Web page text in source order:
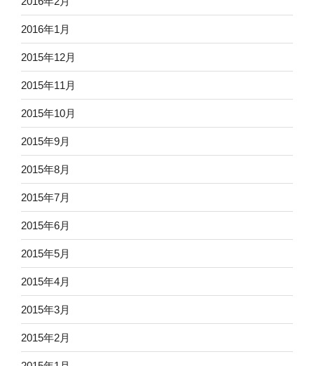
2016年1月
2015年12月
2015年11月
2015年10月
2015年9月
2015年8月
2015年7月
2015年6月
2015年5月
2015年4月
2015年3月
2015年2月